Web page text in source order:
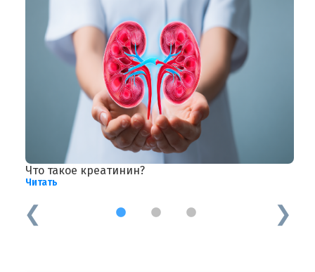
Что такое креатинин?
Читать
1 2 3